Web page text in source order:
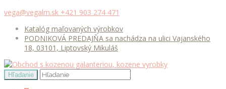
vega@vegalm.sk +421 903 274 471
Katalóg maľovaných výrobkov
PODNIKOVÁ PREDAJŇA sa nachádza na ulici Vajanského
18, 03101, Liptovský Mikuláš